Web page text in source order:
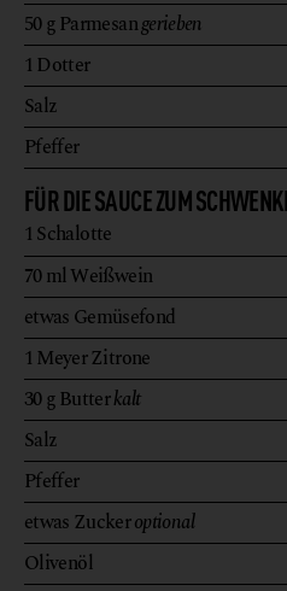
50gParmesangerieben
1 Dotter
Salz
Pfeffer
FÜR DIE SAUCE ZUM
1 Schalotte
70mlWeißwein
etwas Gemüsefond
1 Meyer Zitrone
30g Butterkalt
Salz
Pfeffer
etwas Zuckeroptional
Olivenöl